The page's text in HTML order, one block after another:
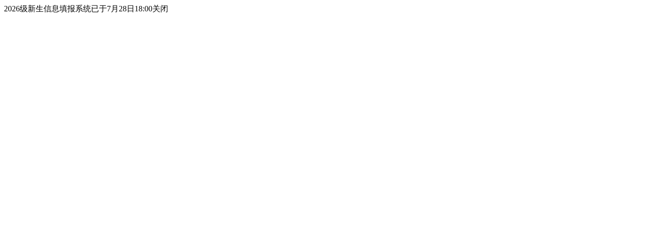
2026级新生信息填报系统已于7月28日18:00关闭